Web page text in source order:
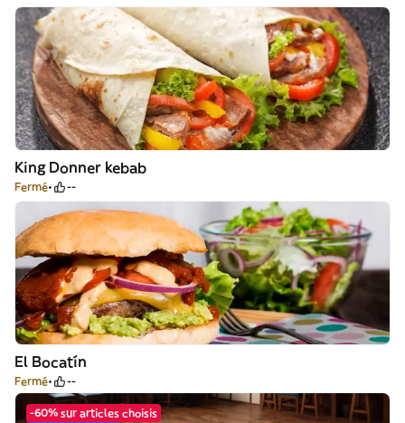
King Donner kebab
Fermé --
El Bocatín
Fermé --
-60% sur articles choisis